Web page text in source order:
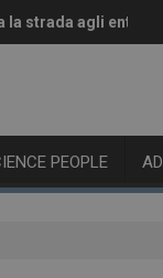
la strada agli enti
l’aggiornamento
PEOPLE